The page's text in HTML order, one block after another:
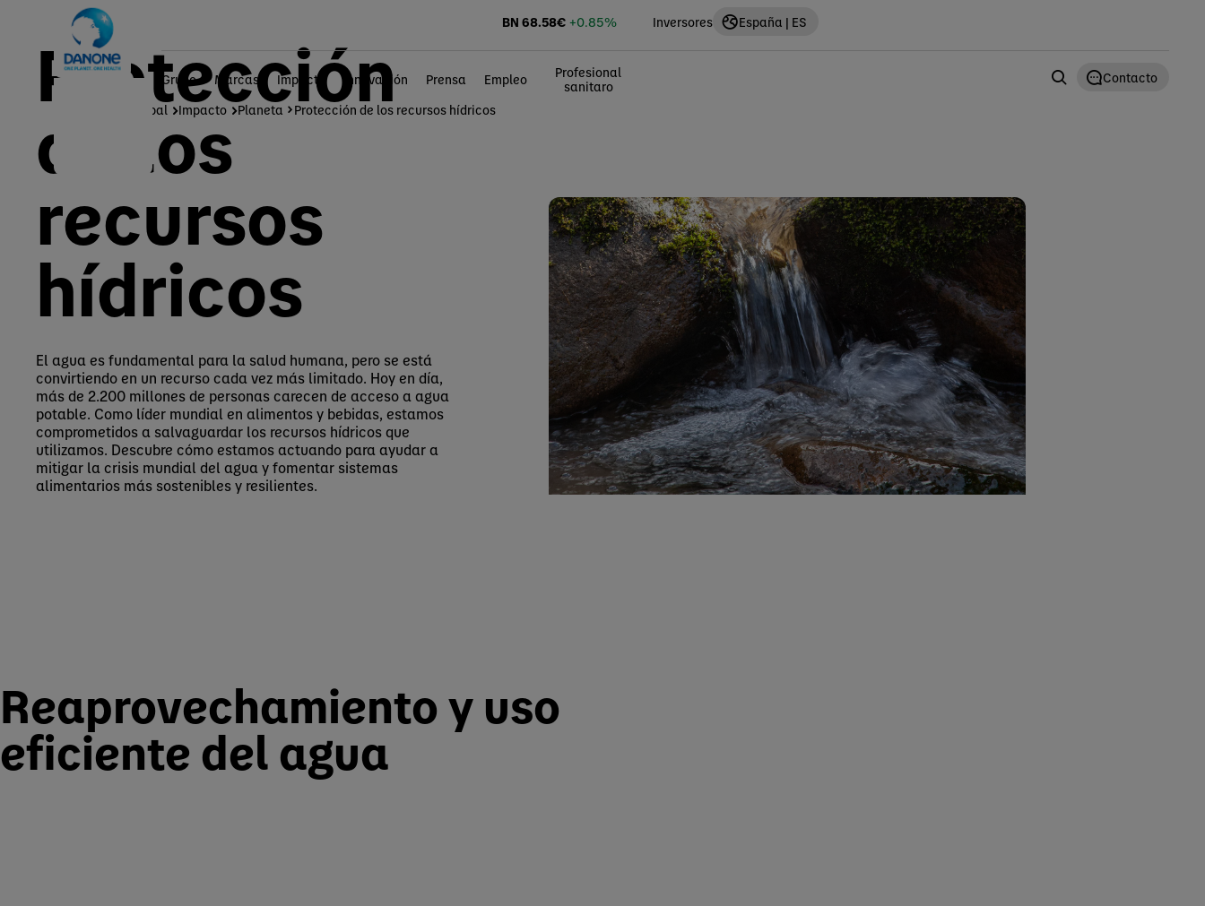
Grupo Marcas Impacto Innovación Prensa Empleo
Profesional
sanitaro
BN 68.58€ +0.85% Inversores España | ES
Contacto
Página principal Impacto Planeta Protección de los recursos hídricos
Protección
de los
recursos
hídricos
El agua es fundamental para la salud humana, pero se está
convirtiendo en un recurso cada vez más limitado. Hoy en día,
más de 2.200 millones de personas carecen de acceso a agua
potable. Como líder mundial en alimentos y bebidas, estamos
comprometidos a salvaguardar los recursos hídricos que
utilizamos. Descubre cómo estamos actuando para ayudar a
mitigar la crisis mundial del agua y fomentar sistemas
alimentarios más sostenibles y resilientes.
Reaprovechamiento y uso
eficiente del agua